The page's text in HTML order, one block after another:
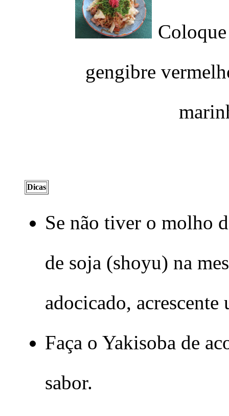
gengibre
Dicas
Se não tiver o molho
de soja (shoyu) na
adocicado, acrescente
Faça o Yakisoba de
sabor.